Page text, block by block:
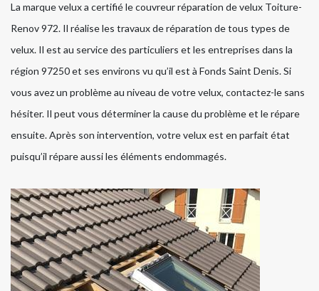
La marque velux a certifié le couvreur réparation de velux Toiture-
Renov 972. Il réalise les travaux de réparation de tous types de
velux. Il est au service des particuliers et les entreprises dans la
région 97250 et ses environs vu qu’il est à Fonds Saint Denis. Si
vous avez un problème au niveau de votre velux, contactez-le sans
hésiter. Il peut vous déterminer la cause du problème et le répare
ensuite. Après son intervention, votre velux est en parfait état
puisqu’il répare aussi les éléments endommagés.